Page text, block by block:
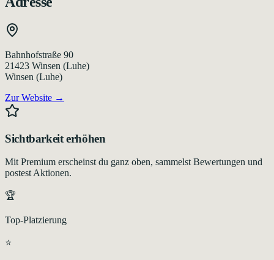
Bahnhofstraße 90
21423 Winsen (Luhe)
Winsen (Luhe)
Zur Website →
Sichtbarkeit erhöhen
Mit Premium erscheinst du ganz oben, sammelst Bewertungen und
postest Aktionen.
🏆
Top-Platzierung
⭐